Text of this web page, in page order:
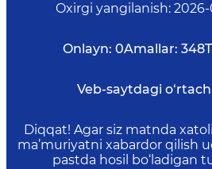
Oxirgi yangilanish: 2026-
Onlayn: 0Amallar: 348
Veb-saytdagi
Diqqat! Agar siz matnda
ma’muriyatni xabardor qilish
pastda hosil bo‘ladigan